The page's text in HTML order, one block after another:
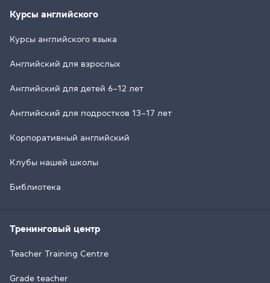
Курсы английского
Курсы английского языка
Английский для взрослых
Английский для детей 6–12 лет
Английский для подростков 13–17 лет
Корпоративный английский
Клубы нашей школы
Библиотека
Тренинговый центр
Teacher Training Centre
Grade teacher